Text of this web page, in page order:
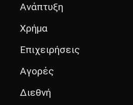
Ανάπτυξη
Χρήμα
Επιχειρήσεις
Αγορές
Διεθνή